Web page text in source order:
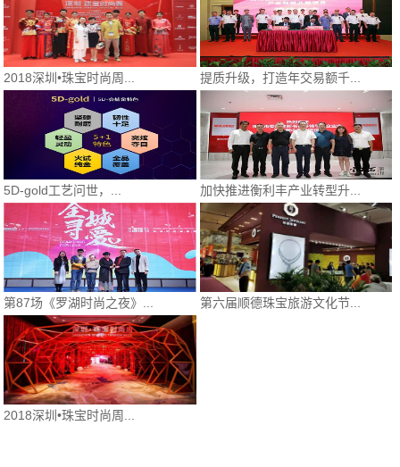
2018深圳•珠宝时尚周... 提质升级，打造年交易额千...
5D-gold工艺问世，... 加快推进衡利丰产业转型升...
第87场《罗湖时尚之夜》... 第六届顺德珠宝旅游文化节...
2018深圳•珠宝时尚周...